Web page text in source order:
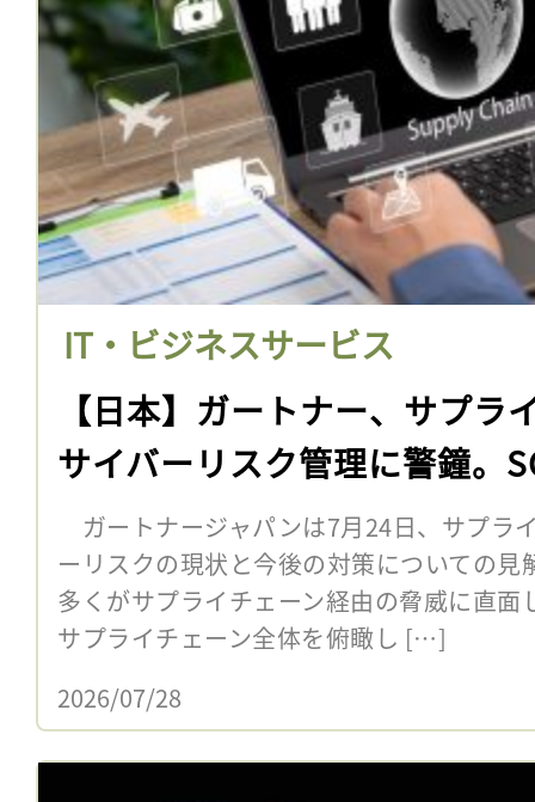
IT・ビジネスサービス
【日本】ガートナー、サプラ
サイバーリスク管理に警鐘。
ガートナージャパンは7月24日、サプラ
ーリスクの現状と今後の対策についての
多くがサプライチェーン経由の脅威に直面
サプライチェーン全体を俯瞰し […]
2026/07/28